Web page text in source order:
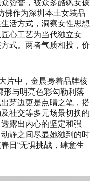
赞誉，被众多酷飒女孩
佛作为深圳本土女装品
活方式，洞察女性思想
心工艺为当代独立女
式。两者气质相投，价
片中，金晨身着品牌核
形与明亮色彩勾勒利落
芽边更是点睛之笔，搭
社交等多元场景切换的
露出内心的坚定和强
静之间尽显她独到的时
日“无惧挑战，肆意生